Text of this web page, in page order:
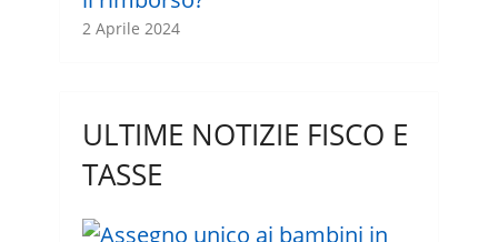
2 Aprile 2024
ULTIME NOTIZIE FISCO E
TASSE